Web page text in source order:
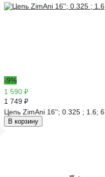
-9%
1 590 ₽
1 749 ₽
Цепь ZimAni 16''; 0.325 ; 1.6;
В корзину